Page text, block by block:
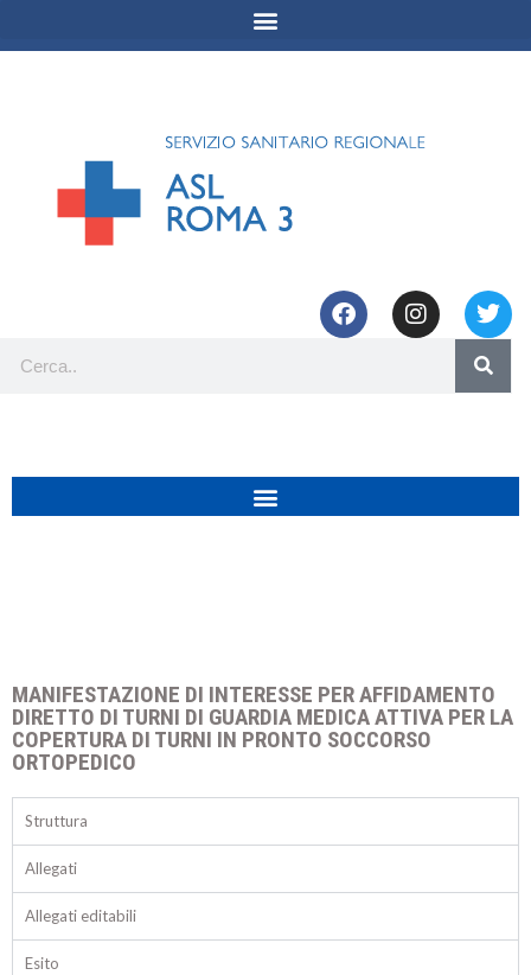
MANIFESTAZIONE DI INTERESSE PER AFFIDAMENTO
DIRETTO DI TURNI DI GUARDIA MEDICA ATTIVA PER LA
COPERTURA DI TURNI IN PRONTO SOCCORSO
ORTOPEDICO
Struttura
Allegati
Allegati editabili
Esito